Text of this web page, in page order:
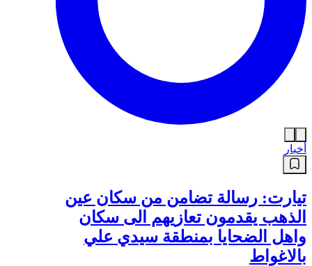
أخبار
تيارت: رسالة تضامن من سكان عين
الذهب يقدمون تعازيهم الى سكان
واهل الضحايا بمنطقة سيدي علي
بالاغواط